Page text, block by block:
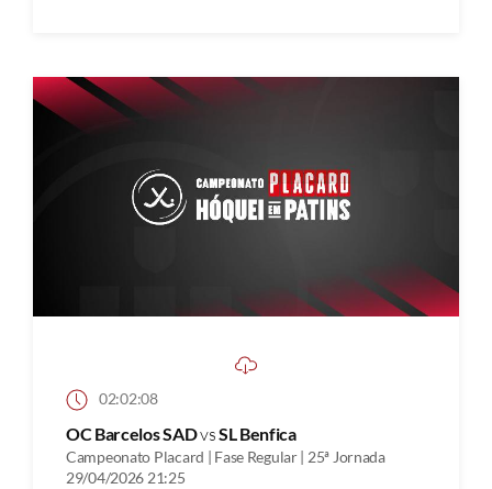
02:02:08
OC Barcelos SADvsSL Benfica
Campeonato Placard | Fase Regular | 25ª Jornada
29/04/2026 21:25